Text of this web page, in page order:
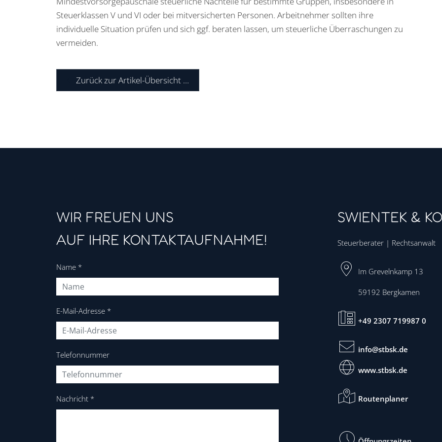
Steuerklassen V und VI oder bei mitversicherten Personen. Arbeitnehmer sollten ihre
individuelle Situation prüfen und sich ggf. beraten lassen, um steuerliche Überraschungen zu
vermeiden.
Zurück zur Artikel-Übersicht …
WIR FREUEN UNS
AUF IHRE KONTAKTAUFNAHME!
Name *
E-Mail-Adresse *
Telefonnummer
Nachricht *
SWIENTEK &
Steuerberater | Rechtsanwalt
Im Grevelnkamp 13
59192 Bergkamen
+49 2307 719987 0
info@stbsk.de
www.stbsk.de
Routenplaner